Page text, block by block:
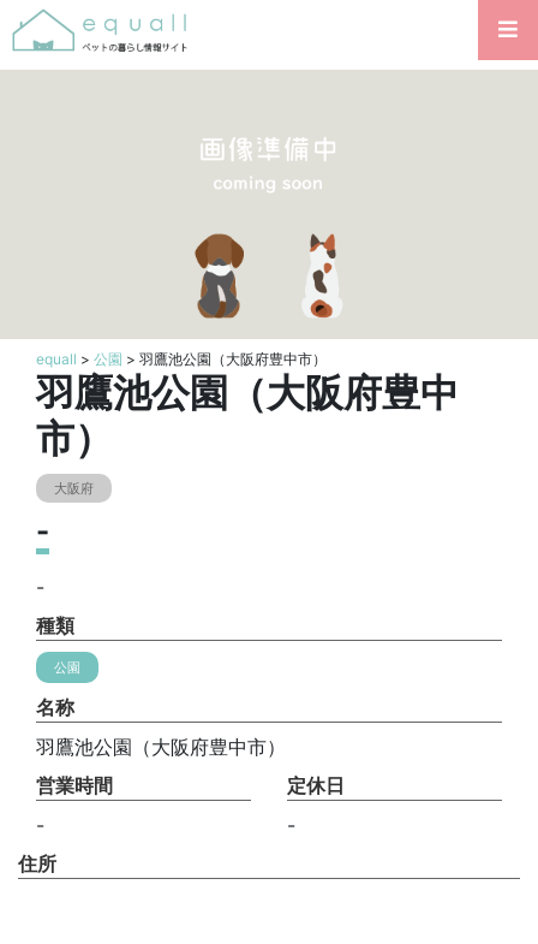
equall > 公園 > 羽鷹池公園（大阪府豊中市）
羽鷹池公園（大阪府豊中
市）
大阪府
-
-
種類
公園
名称
羽鷹池公園（大阪府豊中市）
営業時間
-
定休日
-
住所